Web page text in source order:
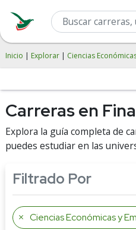
Inicio | Explorar | Ciencias
Carreras en
Explora la guía completa de
puedes estudiar en las
Filtrado Por
Ciencias Económicas y